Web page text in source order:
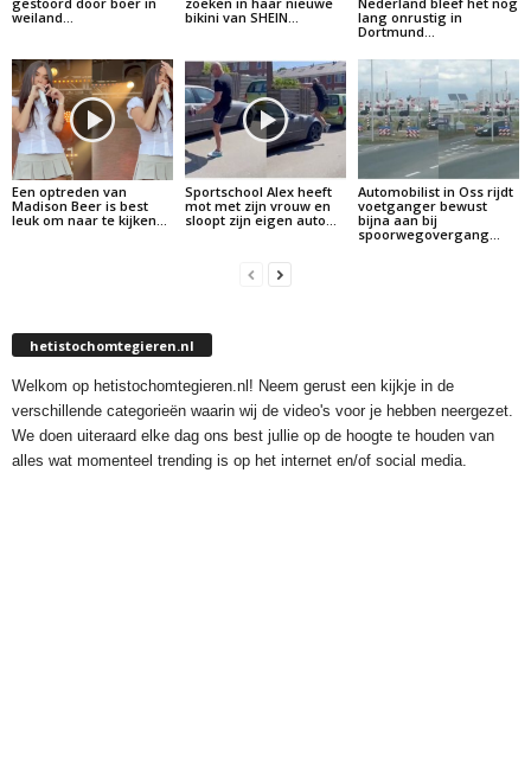
weiland…
bikini van SHEIN…
lang onrustig in
Dortmund…
Een optreden van
Madison Beer is best
leuk om naar te kijken…
Sportschool Alex heeft
mot met zijn vrouw en
sloopt zijn eigen auto…
Automobilist in Oss rijdt
voetganger bewust
bijna aan bij
spoorwegovergang…
hetistochomtegieren.nl
Welkom op hetistochomtegieren.nl! Neem gerust een kijkje in de
verschillende categorieën waarin wij de video's voor je hebben neergezet.
We doen uiteraard elke dag ons best jullie op de hoogte te houden van
alles wat momenteel trending is op het internet en/of social media.